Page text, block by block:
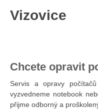
Vizovice
Chcete opravit
Servis a opravy
vyzvedneme notebook
přijme odborný a